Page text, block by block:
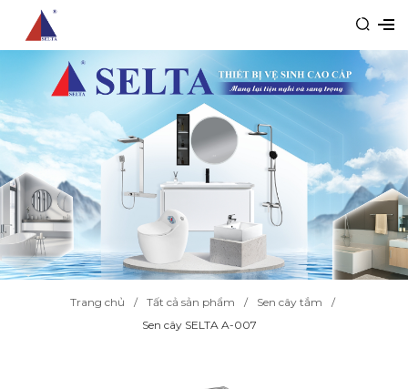
Trang chủ Tất cả sản phẩm
Sen cây tắm
Sen cây SELTA A-007